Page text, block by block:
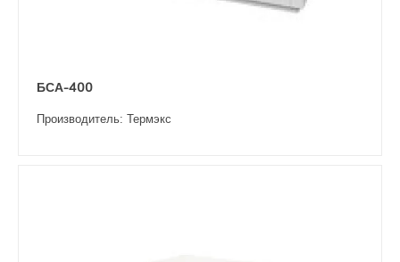
БСА-400
Производитель: Термэкс